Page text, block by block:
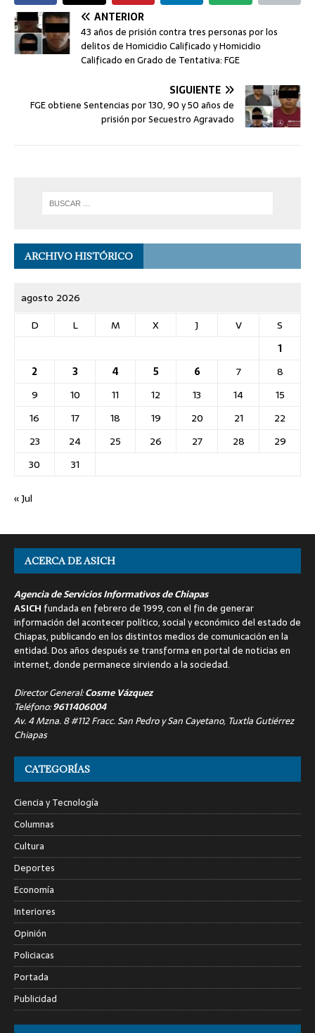
ANTERIOR
43 años de prisión contra tres personas por los
delitos de Homicidio Calificado y Homicidio
Calificado en Grado de Tentativa: FGE
SIGUIENTE
FGE obtiene Sentencias por 130, 90 y 50 años de
prisión por Secuestro Agravado
ARCHIVO HISTÓRICO
agosto 2026
D
L M X J V
S
1
2
3 4 5 6 7
8
9
10 11 12 13 14
15
16
17 18 19 20 21
22
23
24 25 26 27 28
29
30
31
« Jul
ACERCA DE ASICH
Agencia de Servicios Informativos de Chiapas
ASICH fundada en febrero de 1999, con el fin de generar
información del acontecer político, social y económico del estado de
Chiapas, publicando en los distintos medios de comunicación en la
entidad. Dos años después se transforma en portal de noticias en
internet, donde permanece sirviendo a la sociedad.
Director General:Cosme Vázquez
Teléfono:9611406004
Av. 4 Mzna. 8 #112 Fracc. San Pedro y San Cayetano, Tuxtla Gutiérrez
Chiapas
CATEGORÍAS
Ciencia y Tecnología
Columnas
Cultura
Deportes
Economía
Interiores
Opinión
Policiacas
Portada
Publicidad